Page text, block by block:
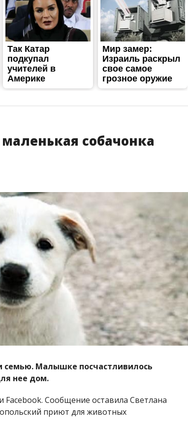
семью. Малышке посчастливилось
нее дом.
Facebook. Сообщение оставила Светлана
приют для животных
пока еще не знает команд и реагирует лаем
верным и преданным другом. Все, кто
обращаться: (066) 384-31-71.
вернулся
любимица.